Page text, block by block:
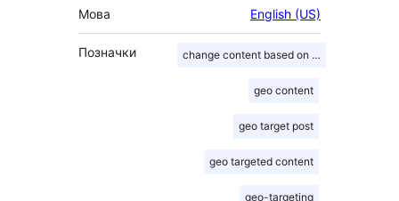
Мова English (US)
Позначки change content based on location
geo content
geo target post
geo targeted content
geo-targeting